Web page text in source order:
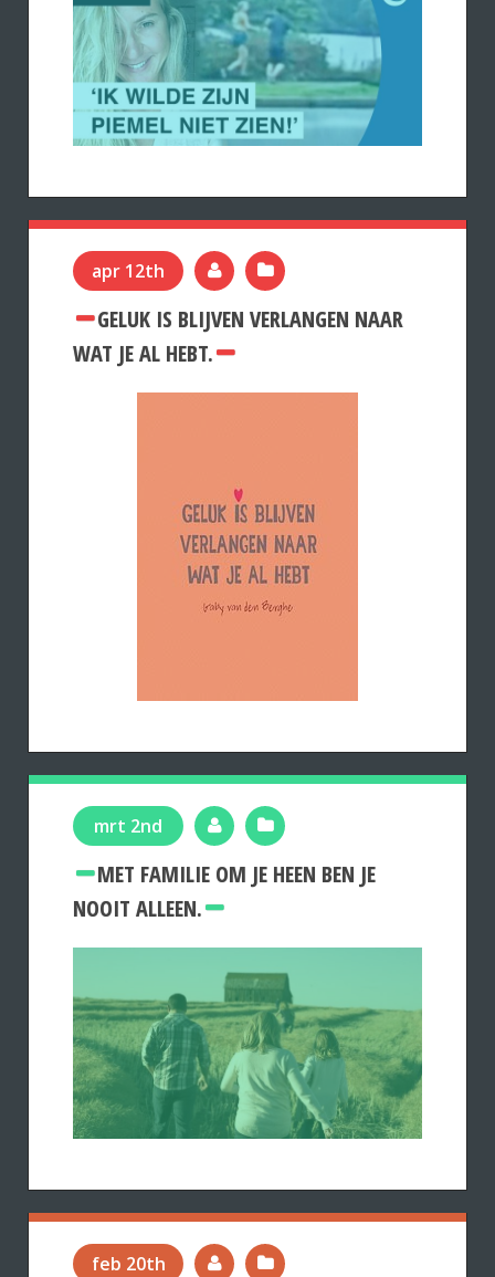
apr 12th
GELUK IS BLIJVEN VERLANGEN NAAR
WAT JE AL HEBT.
mrt 2nd
MET FAMILIE OM JE HEEN BEN JE
NOOIT ALLEEN.
feb 20th